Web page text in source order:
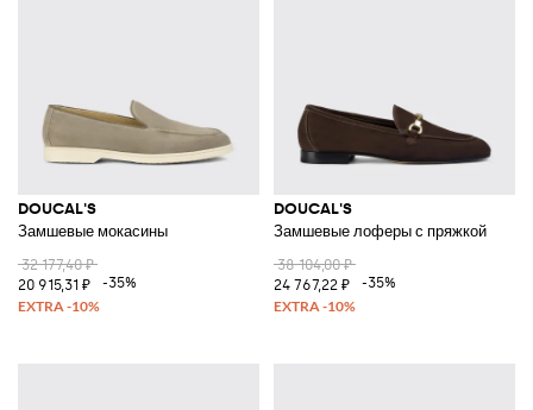
DOUCAL'S
Замшевые мокасины
32 177,40 ₽
20 915,31 ₽
-35%
DOUCAL'S
Замшевые лоферы с пряжкой
38 104,00 ₽
24 767,22 ₽
-35%